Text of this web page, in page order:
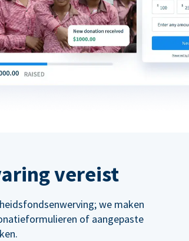
vereist
we maken
of aangepaste